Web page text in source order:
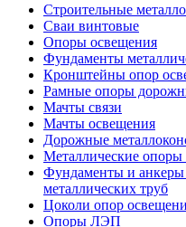
Строительные
Сваи винтовые
Опоры освещения
Фундаменты
Кронштейны опор
Рамные опоры
Мачты связи
Мачты освещения
Дорожные
Металлические опоры
Фундаменты и анкеры
металлических труб
Цоколи опор
Опоры ЛЭП